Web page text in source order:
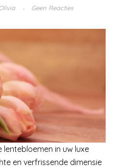
Geen Reacties
in uw luxe
en verfrissende dimensie